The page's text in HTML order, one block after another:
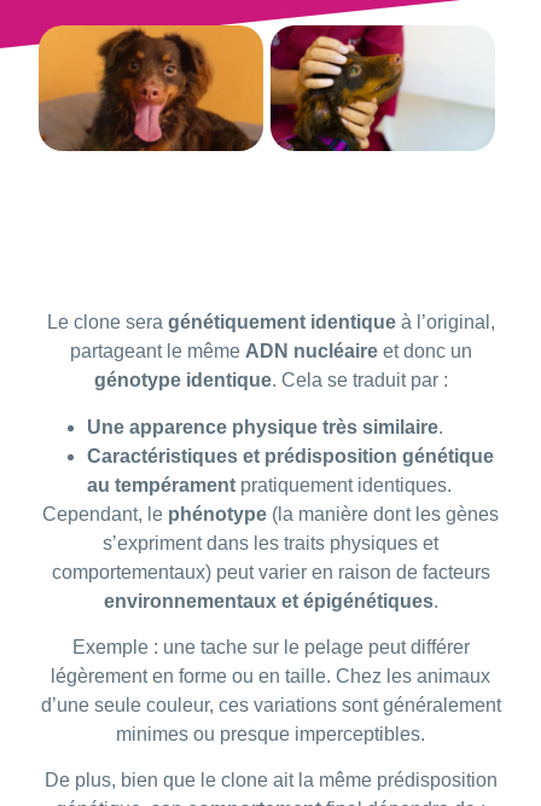
Le clone sera génétiquement identiqueà l’original,
partageant le même ADN nucléaireet donc un
génotype identique. Cela se traduit par :
Une apparence physique très similaire.
Caractéristiques et prédisposition génétique
au tempérament pratiquement identiques.
Cependant, le phénotype (la manière dont les gènes
s’expriment dans les traits physiques et
comportementaux) peut varier en raison de facteurs
environnementaux et épigénétiques.
Exemple : une tache sur le pelage peut différer
légèrement en forme ou en taille. Chez les animaux
d’une seule couleur, ces variations sont généralement
minimes ou presque imperceptibles.
De plus, bien que le clone ait la même prédisposition